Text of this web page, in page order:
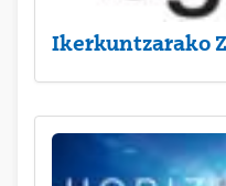
Ikerkuntzarako